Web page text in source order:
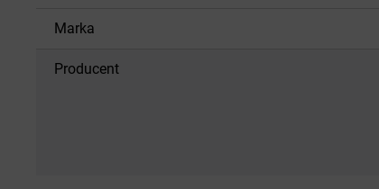
Marka
Producent